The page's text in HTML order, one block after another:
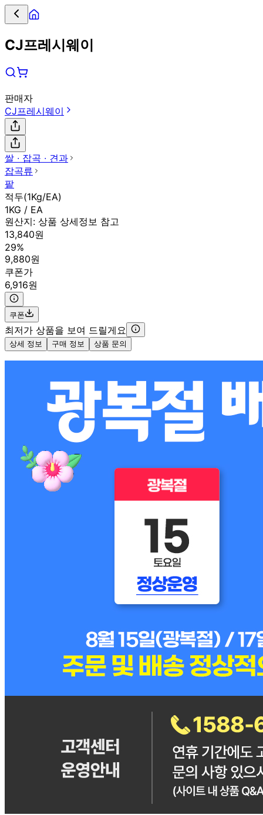
CJ프레시웨이
판매자
CJ프레시웨이
쌀 ∙ 잡곡 ∙ 견과
잡곡류
팥
적두(1Kg/EA)
1KG / EA
원산지: 상품 상세정보 참고
13,840원
29%
9,880원
쿠폰가
6,916원
쿠폰
최저가 상품을 보여 드릴게요
상세 정보 구매 정보 상품 문의